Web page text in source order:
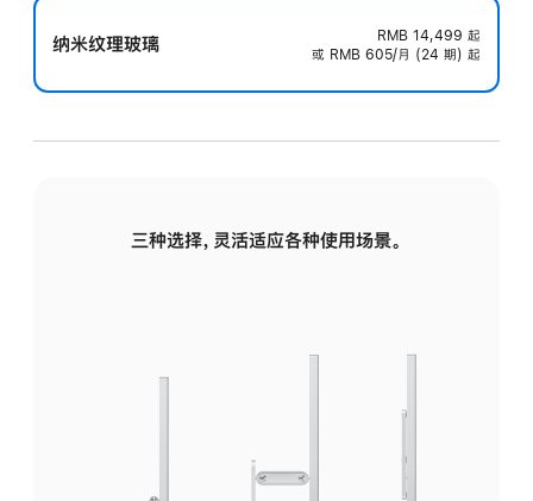
纳米纹理玻璃 RMB 14,499 起
或 RMB 605/月 (24 期) 起
三种选择，灵活适应各种使用场景。